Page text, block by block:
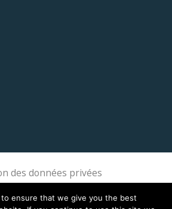
des données privées
to ensure that we give you the best